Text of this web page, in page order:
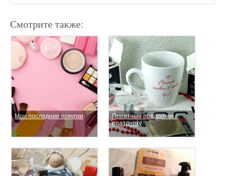
Смотрите также:
Мои последние покупки
Приятные подарочки к
празднику